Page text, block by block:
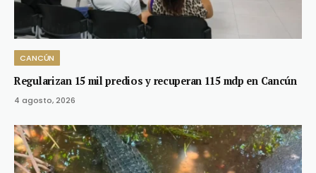
CANCÚN
Regularizan 15 mil predios y recuperan 115 mdp en Cancún
4 agosto, 2026